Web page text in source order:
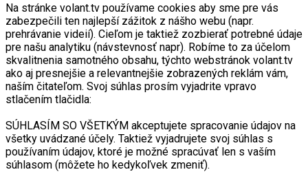
Na stránke volant.tv používame cookies aby sme pre vás
zabezpečili ten najlepší zážitok z nášho webu (napr.
prehrávanie videií). Cieľom je taktiež zozbierať potrebné údaje
pre našu analytiku (návstevnosť napr). Robíme to za účelom
skvalitnenia samotného obsahu, týchto webstránok volant.tv
ako aj presnejšie a relevantnejšie zobrazených reklám vám,
naším čitateľom. Svoj súhlas prosím vyjadrite vpravo
stlačením tlačidla:
SÚHLASÍM SO VŠETKÝM akceptujete spracovanie údajov na
všetky uvádzané účely. Taktiež vyjadrujete svoj súhlas s
používaním údajov, ktoré je možné spracúvať len s vaším
súhlasom (môžete ho kedykoľvek zmeniť).